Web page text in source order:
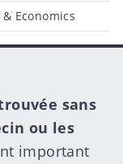
Economics
sans
ou les
important